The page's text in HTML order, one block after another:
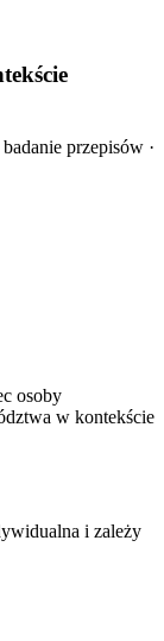
przepisów ·
osoby
w kontekście
i zależy